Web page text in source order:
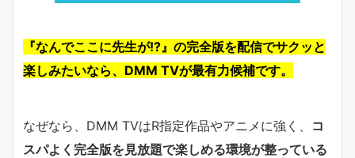
『なんでここに先生が!?』の完全版を配信でサクッと
楽しみたいなら、DMM TVが最有力候補です。
なぜなら、DMM TVはR指定作品やアニメに強く、 コ
スパよく完全版を見放題で楽しめる環境が整っている